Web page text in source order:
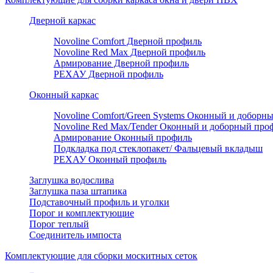
Дверной каркас
Novoline Comfort Дверной профиль
Novoline Red Мax Дверной профиль
Армирование Дверной профиль
РЕХАУ Дверной профиль
Оконный каркас
Novoline Comfort/Green Systems Оконный и
Novoline Red Max/Tender Оконный и доборный
Армирование Оконный профиль
Подкладка под стеклопакет/ Фальцевый вкладыш
РЕХАУ Оконный профиль
Заглушка водослива
Заглушка паза штапика
Подставочный профиль и уголки
Порог и комплектующие
Порог теплый
Соединитель импоста
Комплектующие для сборки москитных сеток